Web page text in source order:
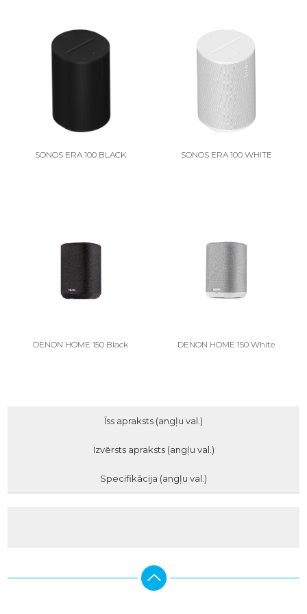
SONOS ERA 100 BLACK SONOS ERA 100 WHITE
DENON HOME 150 Black DENON HOME 150 White
Īss apraksts (angļu val.)
Izvērsts apraksts (angļu val.)
Specifikācija (angļu val.)